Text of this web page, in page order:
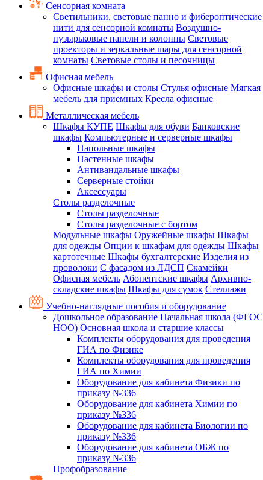
Сенсорная комната
Светильники, световые панно и фибероптические
нити для сенсорной комнаты Воздушно-
пузырьковые панели и колонны Световые
проекторы и зеркальные шары для сенсорной
комнаты Световые столы и песочницы
Офисная мебель
Офисные шкафы и столы Стулья офисные Мягкая
мебель для приемных Кресла офисные
Металлическая мебель
Шкафы КУПЕ Шкафы для обуви Банковские
шкафы Компьютерные и серверные шкафы
Напольные шкафы
Настенные шкафы
Антивандальные шкафы
Серверные стойки
Аксессуары
Столы разделочные
Столы разделочные
Столы разделочные с бортом
Модульные шкафы Оружейные шкафы Шкафы
для одежды Опции к шкафам для одежды Шкафы
картотечные Шкафы бухгалтерские Изделия из
проволоки С фасадом из ЛДСП Скамейки
Офисная мебель Абонентские шкафы Архивно-
складские шкафы Шкафы для сумок Стеллажи
Учебно-наглядные пособия и оборудование
Дошкольное образование Начальная школа (ФГОС
НОО) Основная школа и старшие классы
Комплекты оборудования для проведения
ГИА по Физике
Комплекты оборудования для проведения
ГИА по Химии
Оборудование для кабинета Физики по
приказу №336
Оборудование для кабинета Химии по
приказу №336
Оборудование для кабинета Биологии по
приказу №336
Оборудование для кабинета ОБЖ по
приказу №336
Профобразование